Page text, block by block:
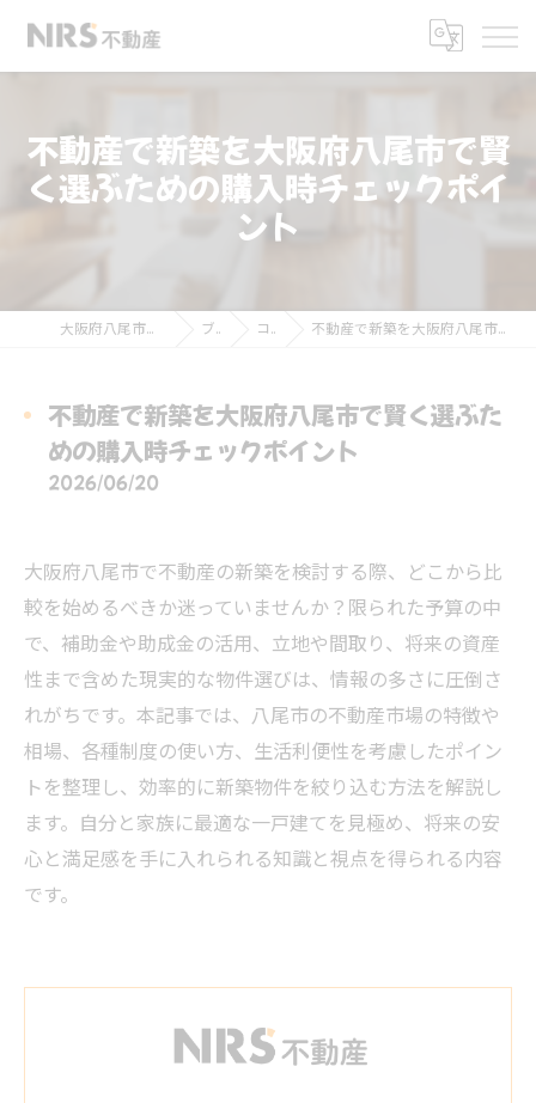
不動産で新築を大阪府八尾市で賢
く選ぶための購入時チェックポイ
ント
大阪府八尾市の不動産ならNRS不動産 ブログ コラム 不動産で新築を大阪府八尾市で賢く選ぶための購入時チェックポイント
不動産で新築を大阪府八尾市で賢く選ぶた
めの購入時チェックポイント
2026/06/20
大阪府八尾市で不動産の新築を検討する際、どこから比
較を始めるべきか迷っていませんか？限られた予算の中
で、補助金や助成金の活用、立地や間取り、将来の資産
性まで含めた現実的な物件選びは、情報の多さに圧倒さ
れがちです。本記事では、八尾市の不動産市場の特徴や
相場、各種制度の使い方、生活利便性を考慮したポイン
トを整理し、効率的に新築物件を絞り込む方法を解説し
ます。自分と家族に最適な一戸建てを見極め、将来の安
心と満足感を手に入れられる知識と視点を得られる内容
です。